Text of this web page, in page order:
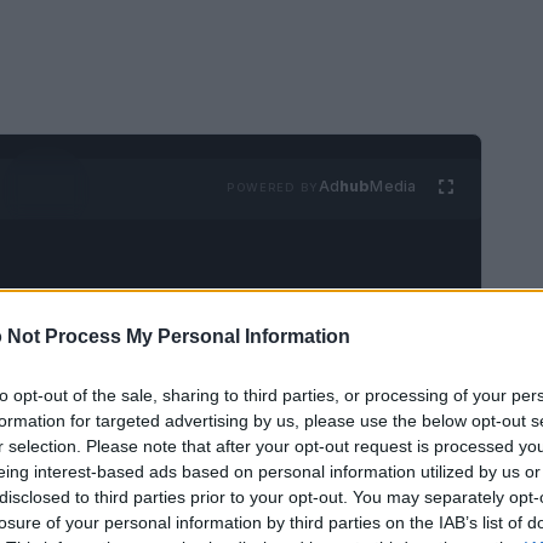
Not Process My Personal Information
opt-out of the sale, sharing to third parties, or processing of your
for targeted advertising by us, please use the below opt-out
selection. Please note that after your opt-out request is processed
interest-based ads based on personal information utilized by us
to third parties prior to your opt-out. You may separately
of your personal information by third parties on the IAB’s list of
AdhubMedia
a Marks & Spencer! Un recente attacco
scatenando reazioni a catena in tutto il
descritto questa esperienza come quasi
per le aziende vittime di attacchi